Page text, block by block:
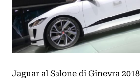
Jaguar al Salone di Ginevra 2018